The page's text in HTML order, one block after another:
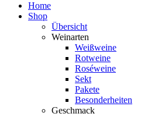
Home
Shop
Übersicht
Weinarten
Weißweine
Rotweine
Roséweine
Sekt
Pakete
Besonderheiten
Geschmack